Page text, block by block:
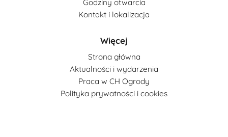
Godziny otwarcia
Kontakt i lokalizacja
Więcej
Strona główna
Aktualności i wydarzenia
Praca w CH Ogrody
Polityka prywatności i cookies